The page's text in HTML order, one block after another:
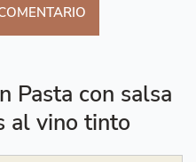
Pasta con salsa
al vino tinto